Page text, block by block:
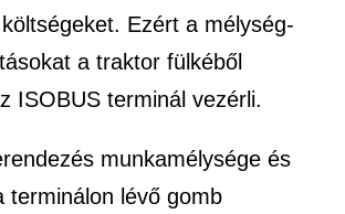
Ezért a mélység-
a traktor fülkéből
ISOBUS terminál vezérli.
munkamélysége és
terminálon lévő gomb